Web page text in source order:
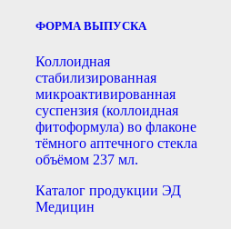
ФОРМА ВЫПУСКА
Коллоидная
стабилизированная
микроактивированная
суспензия (коллоидная
фитоформула) во флаконе
тёмного аптечного стекла
объёмом 237 мл.
Каталог продукции ЭД
Медицин